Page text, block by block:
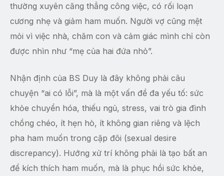
thường xuyên căng thẳng công việc, có rối loạn
cương nhẹ và giảm ham muốn. Người vợ cũng mệt
mỏi vì việc nhà, chăm con và cảm giác mình chỉ còn
được nhìn như “mẹ của hai đứa nhỏ”.
Nhận định của BS Duy là đây không phải câu
chuyện “ai có lỗi”, mà là một vấn đề đa yếu tố: sức
khỏe chuyển hóa, thiếu ngủ, stress, vai trò gia đình
chồng chéo, ít hẹn hò, ít không gian riêng và lệch
pha ham muốn trong cặp đôi (sexual desire
discrepancy). Hướng xử trí không phải là tạo bất an
để kích thích ham muốn, mà là phục hồi sức khỏe,